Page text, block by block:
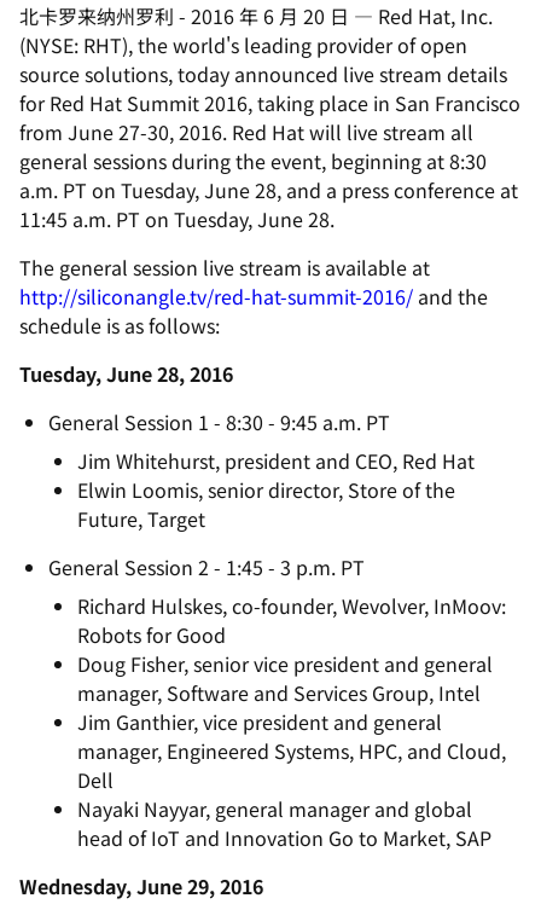
北卡罗来纳州罗利 - 2016 年 6 月 20 日 — Red Hat, Inc.
(NYSE: RHT), the world's leading provider of open
source solutions, today announced live stream details
for Red Hat Summit 2016, taking place in San Francisco
from June 27-30, 2016. Red Hat will live stream all
general sessions during the event, beginning at 8:30
a.m. PT on Tuesday, June 28, and a press conference at
11:45 a.m. PT on Tuesday, June 28.
The general session live stream is available at
http://siliconangle.tv/red-hat-summit-2016/ and the
schedule is as follows:
Tuesday, June 28, 2016
General Session 1 - 8:30 - 9:45 a.m. PT
Jim Whitehurst, president and CEO, Red Hat
Elwin Loomis, senior director, Store of the
Future, Target
General Session 2 - 1:45 - 3 p.m. PT
Richard Hulskes, co-founder, Wevolver, InMoov:
Robots for Good
Doug Fisher, senior vice president and general
manager, Software and Services Group, Intel
Jim Ganthier, vice president and general
manager, Engineered Systems, HPC, and Cloud,
Dell
Nayaki Nayyar, general manager and global
head of IoT and Innovation Go to Market, SAP
Wednesday, June 29, 2016